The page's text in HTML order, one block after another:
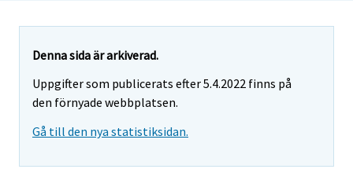
Denna sida är arkiverad.
Uppgifter som publicerats efter 5.4.2022 finns på
den förnyade webbplatsen.
Gå till den nya statistiksidan.